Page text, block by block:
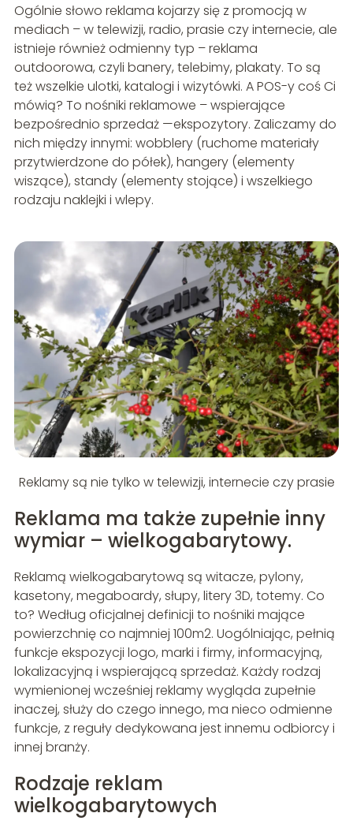
Ogólnie słowo reklama kojarzy się z promocją w
mediach – w telewizji, radio, prasie czy internecie, ale
istnieje również odmienny typ – reklama
outdoorowa, czyli banery, telebimy, plakaty. To są
też wszelkie ulotki, katalogi i wizytówki. A POS-y coś Ci
mówią? To nośniki reklamowe – wspierające
bezpośrednio sprzedaż —ekspozytory. Zaliczamy do
nich między innymi: wobblery (ruchome materiały
przytwierdzone do półek), hangery (elementy
wiszące), standy (elementy stojące) i wszelkiego
rodzaju naklejki i wlepy.
Reklamy są nie tylko w telewizji, internecie czy prasie
Reklama ma także zupełnie inny
wymiar – wielkogabarytowy.
Reklamą wielkogabarytową są witacze, pylony,
kasetony, megaboardy, słupy, litery 3D, totemy. Co
to? Według oficjalnej definicji to nośniki mające
powierzchnię co najmniej 100m2. Uogólniając, pełnią
funkcje ekspozycji logo, marki i firmy, informacyjną,
lokalizacyjną i wspierającą sprzedaż. Każdy rodzaj
wymienionej wcześniej reklamy wygląda zupełnie
inaczej, służy do czego innego, ma nieco odmienne
funkcje, z reguły dedykowana jest innemu odbiorcy i
innej branży.
Rodzaje reklam
wielkogabarytowych